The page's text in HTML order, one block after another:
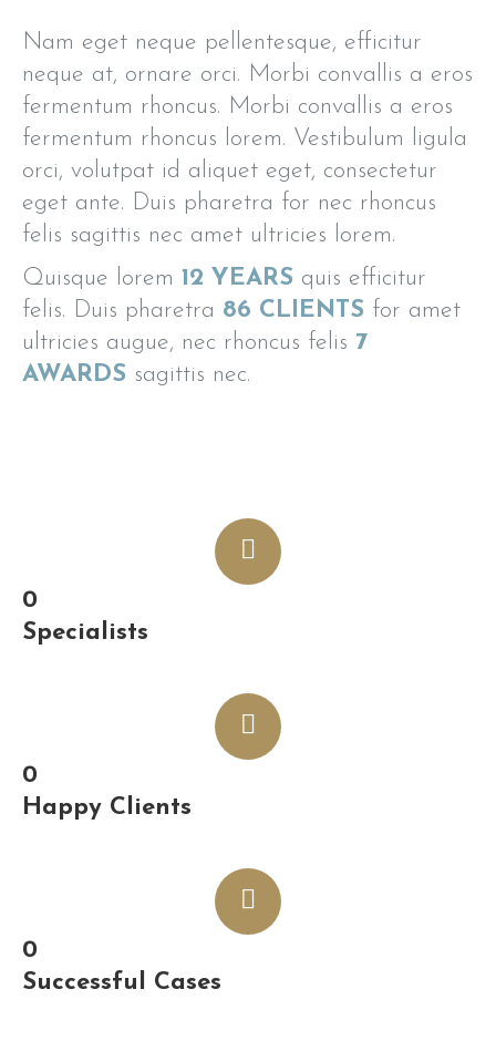
Nam eget neque pellentesque, efficitur
neque at, ornare orci. Morbi convallis a eros
fermentum rhoncus. Morbi convallis a eros
fermentum rhoncus lorem. Vestibulum ligula
orci, volutpat id aliquet eget, consectetur
eget ante. Duis pharetra for nec rhoncus
felis sagittis nec amet ultricies lorem.
Quisque lorem 12 YEARS quis efficitur
felis. Duis pharetra 86 CLIENTS for amet
ultricies augue, nec rhoncus felis 7
AWARDS sagittis nec.
0
Specialists
0
Happy Clients
0
Successful Cases